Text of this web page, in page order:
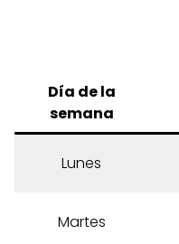
Día de la
semana
Lunes
Martes